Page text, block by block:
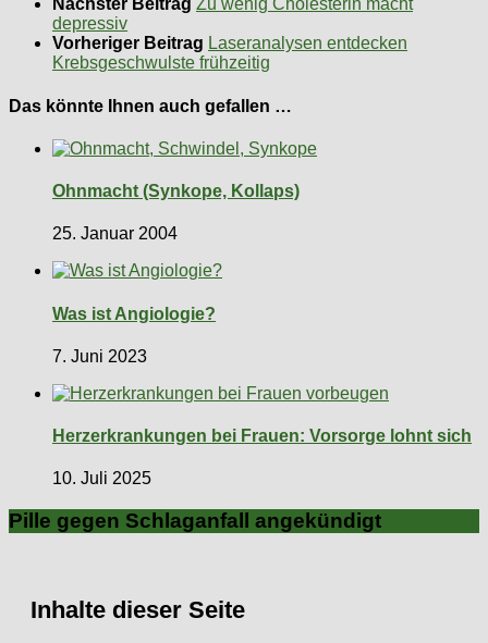
Nächster Beitrag Zu wenig Cholesterin macht
depressiv
Vorheriger Beitrag Laseranalysen entdecken
Krebsgeschwulste frühzeitig
Das könnte Ihnen auch gefallen …
Ohnmacht (Synkope, Kollaps)
25. Januar 2004
Was ist Angiologie?
7. Juni 2023
Herzerkrankungen bei Frauen: Vorsorge lohnt sich
10. Juli 2025
Pille gegen Schlaganfall angekündigt
Inhalte dieser Seite